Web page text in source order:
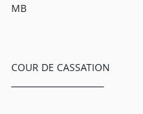
MB
COUR DE CASSATION